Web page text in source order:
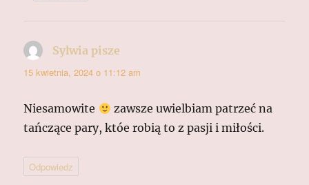
Sylwia pisze
15 kwietnia, 2024 o 11:12 am
Niesamowite
zawsze uwielbiam patrzeć na
tańczące pary, któe robią to z pasji i miłości.
Odpowiedz